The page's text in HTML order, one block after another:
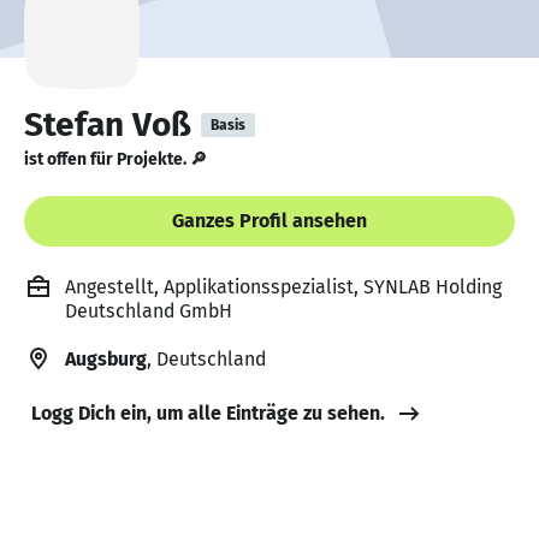
Stefan Voß Basis
ist offen für Projekte. 🔎
Ganzes Profil ansehen
Angestellt, Applikationsspezialist, SYNLAB Holding
Deutschland GmbH
Augsburg, Deutschland
Logg Dich ein, um alle Einträge zu sehen.